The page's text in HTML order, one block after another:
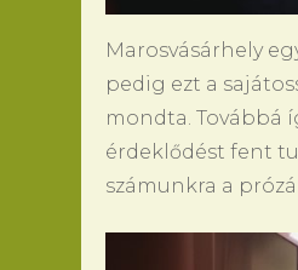
Marosvásárhely
pedig ezt a
mondta. Továbbá
érdeklődést fent
számunkra a